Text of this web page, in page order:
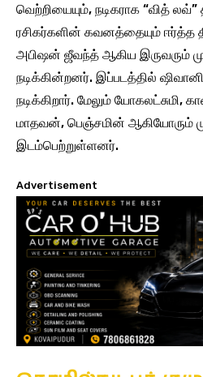
வெற்றியையும், நடிகராக “வித்
ரசிகர்களின் கவனத்தையும் ஈர்த்த
அபிஷன் ஜீவந்த் ஆகிய இருவரும்
நடிக்கின்றனர். இப்படத்தில்
நடிக்கிறார். மேலும்
மாதவன், பெஞ்சமின் ஆகியோரும்
இடம்பெற்றுள்ளனர்.
Advertisement